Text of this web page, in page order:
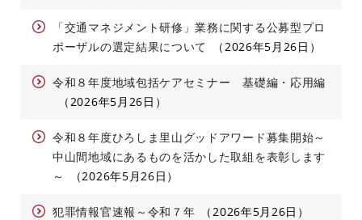
「交通マネジメント研修」業務に関する公募型プロ
ポーザルの選定結果について
2026年5月26日
令和８年度地域包括ケアセミナー 基礎編・応用編
2026年5月26日
令和８年度ひろしま里山グッドアワード募集開始～
中山間地域にあるものを活かした取組を表彰します
～
2026年5月26日
犯罪情報官速報～令和７年 2026年5月26日